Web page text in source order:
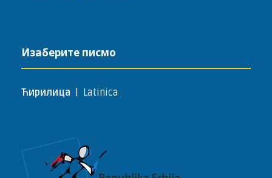
Изаберите писмо
Ћирилица Latinica